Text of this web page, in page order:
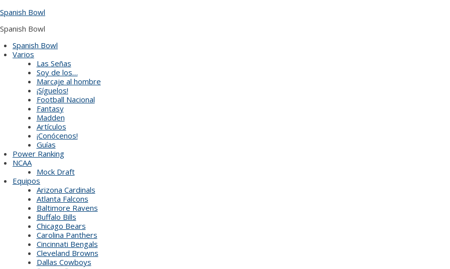
to
Spanish Bowl
Spanish Bowl
Spanish Bowl
Varios
Las Señas
Soy de los…
Marcaje al hombre
¡Síguelos!
Football Nacional
Fantasy
Madden
Artículos
¡Conócenos!
Guías
Power Ranking
NCAA
Mock Draft
Equipos
Arizona Cardinals
Atlanta Falcons
Baltimore Ravens
Buffalo Bills
Chicago Bears
Carolina Panthers
Cincinnati Bengals
Cleveland Browns
Dallas Cowboys